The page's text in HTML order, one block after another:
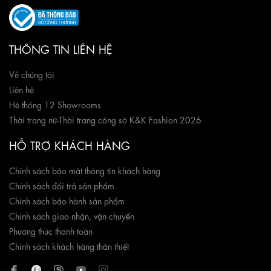
THÔNG TIN LIÊN HỆ
Về chúng tôi
Liên hệ
Hệ thống 12 Showrooms
Thời trang nữ-Thời trang công sở K&K Fashion 2026
HỖ TRỢ KHÁCH HÀNG
Chính sách bảo mật thông tin khách hàng
Chính sách đổi trả sản phẩm
Chính sách bảo hành sản phẩm
Chính sách giao nhận, vận chuyển
Phương thức thanh toán
Chính sách khách hàng thân thiết